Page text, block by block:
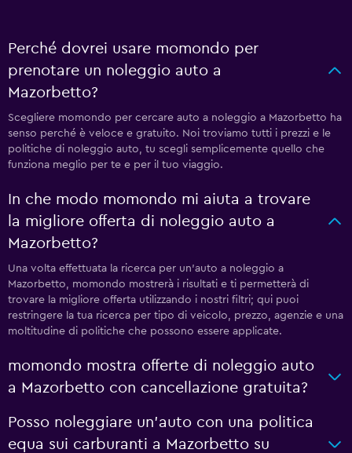
Perché dovrei usare momondo per
prenotare un noleggio auto a
Mazorbetto?
Scegliere momondo per cercare auto a noleggio a Mazorbetto ha
senso perché è veloce e gratuito. Noi troviamo tutti i prezzi e le
politiche di noleggio auto, tu scegli semplicemente quello che
funziona meglio per te e per il tuo viaggio.
In che modo momondo mi aiuta a trovare
la migliore offerta di noleggio auto a
Mazorbetto?
Una volta effettuata la ricerca per un'auto a noleggio a
Mazorbetto, momondo mostrerà i risultati e ti permetterà di
trovare la migliore offerta utilizzando i nostri filtri; qui puoi
restringere la tua ricerca per tipo di veicolo, prezzo, agenzie e una
moltitudine di politiche che possono essere applicate.
momondo mostra offerte di noleggio auto
a Mazorbetto con cancellazione gratuita?
Posso noleggiare un'auto con una politica
equa sui carburanti a Mazorbetto su